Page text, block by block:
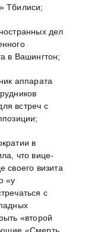
Тбилиси;
дел
в Вашингтон;
аппарата
встреч с
в
что вице-
своего визита
«у
с
«второй
«Смерть